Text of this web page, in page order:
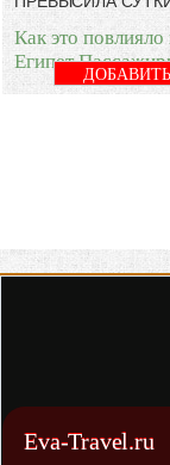
Как это
Египет
Eva-Travel.ru